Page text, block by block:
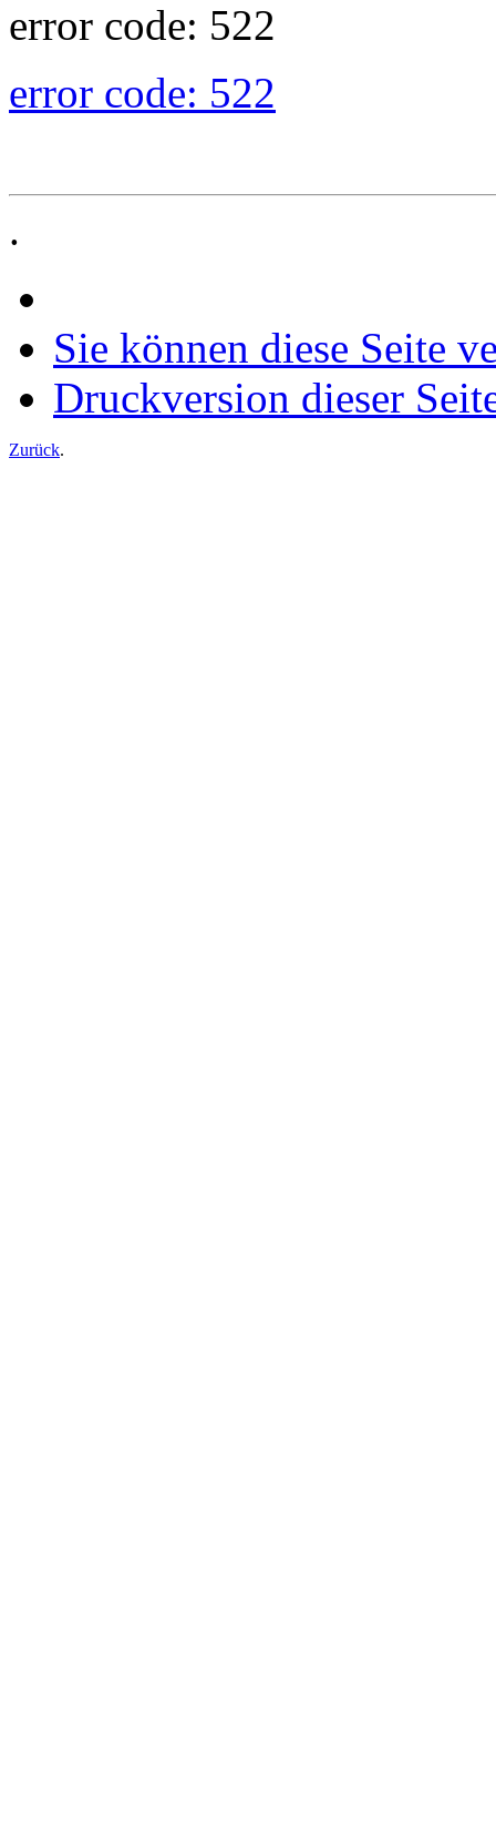
error code: 522
error code: 522
.
Sie können diese Seite
Druckversion dieser
Zurück.